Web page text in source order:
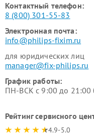
Контактный телефон:
8 (800) 301-55-83
Электронная почта:
info@philips-fixim.ru
для юридических лиц
manager@fix-philips.ru
График работы:
ПН-ВСК с 9:00 до 21:00
Рейтинг сервисного
4.9-5.0